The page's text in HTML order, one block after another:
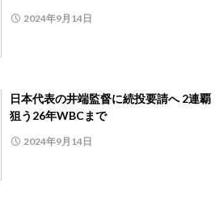
2024年9月14日
日本代表の井端監督に続投要請へ 2連覇
狙う26年WBCまで
2024年9月14日